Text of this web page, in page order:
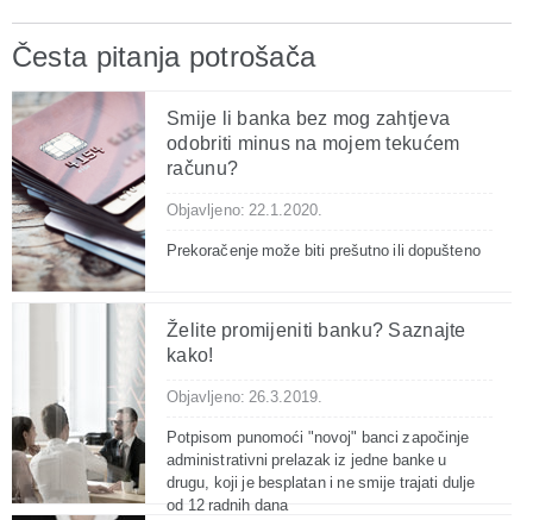
Česta pitanja potrošača
Smije li banka bez mog zahtjeva
odobriti minus na mojem tekućem
računu?
Objavljeno: 22.1.2020.
Prekoračenje može biti prešutno ili dopušteno
Želite promijeniti banku? Saznajte
kako!
Objavljeno: 26.3.2019.
Potpisom punomoći "novoj" banci započinje
administrativni prelazak iz jedne banke u
drugu, koji je besplatan i ne smije trajati dulje
od 12 radnih dana